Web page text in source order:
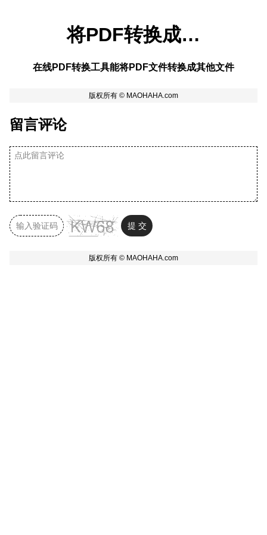
将PDF转换成…
在线PDF转换工具能将PDF文件转换成其他文件
留言评论